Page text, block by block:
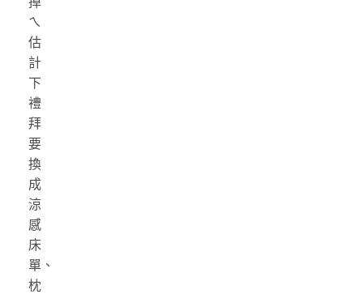
ㄟ
估
計
下
禮
拜
要
換
成
涼
感
床
單、
枕